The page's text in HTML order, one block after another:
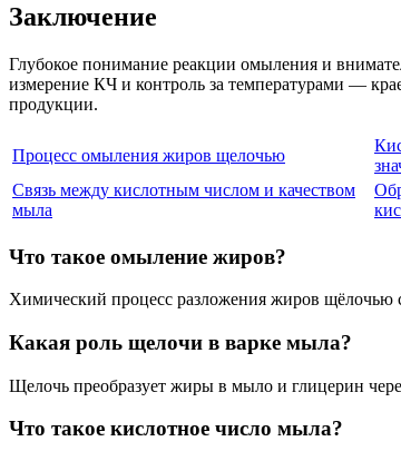
Заключение
Глубокое понимание реакции омыления и
измерение КЧ и контроль за температурами —
продукции.
Процесс омыления жиров щелочью
Связь между кислотным числом и качеством
мыла
Что такое омыление жиров?
Химический процесс разложения жиров щёлочью
Какая роль щелочи в варке мыла?
Щелочь преобразует жиры в мыло и глицерин
Что такое кислотное число мыла?